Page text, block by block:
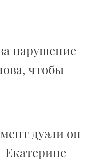
нарушение
чтобы
дуэли он